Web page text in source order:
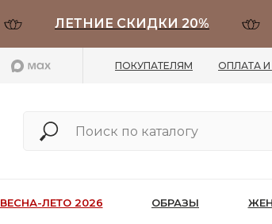
ЛЕТНИЕ СКИДКИ 20%
ПОКУПАТЕЛЯМ ОПЛАТА
ВЕСНА-ЛЕТО 2026 ОБРАЗЫ